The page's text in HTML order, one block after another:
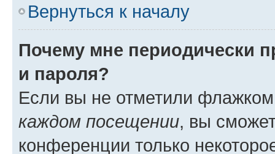
Вернуться к началу
Почему мне периодически
и пароля?
Если вы не отметили
каждом посещении, вы
конференции только